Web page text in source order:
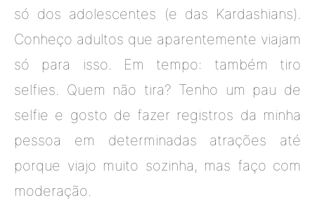
só dos adolescentes (e das Kardashians).
Conheço adultos que aparentemente viajam
só para isso. Em tempo: também tiro
selfies. Quem não tira? Tenho um pau de
selfie e gosto de fazer registros da minha
pessoa em determinadas atrações até
porque viajo muito sozinha, mas faço com
moderação.